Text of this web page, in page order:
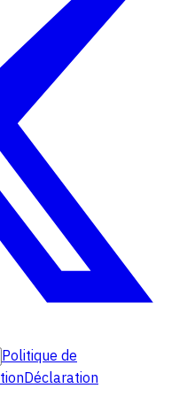
Politique de
Déclaration